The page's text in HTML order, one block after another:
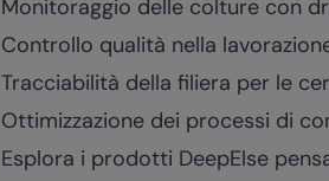
Monitoraggio delle colture con
Controllo qualità nella
Tracciabilità della filiera per le
Ottimizzazione dei processi di
Esplora i prodotti DeepElse